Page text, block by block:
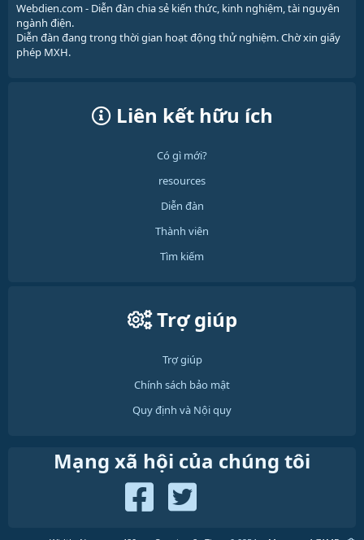
Webdien.com - Diễn đàn chia sẻ kiến thức, kinh nghiệm, tài nguyên
ngành điện.
Diễn đàn đang trong thời gian hoạt động thử nghiệm. Chờ xin giấy
phép MXH.
Liên kết hữu ích
Có gì mới?
resources
Diễn đàn
Thành viên
Tìm kiếm
Trợ giúp
Trợ giúp
Chính sách bảo mật
Quy định và Nội quy
Mạng xã hội của chúng tôi